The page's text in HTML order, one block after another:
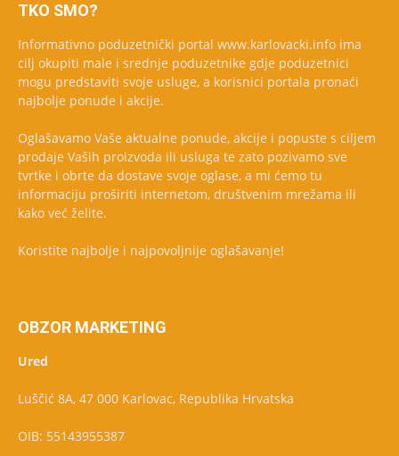
TKO SMO?
Informativno poduzetnički portal www.karlovacki.info ima
cilj okupiti male i srednje poduzetnike gdje poduzetnici
mogu predstaviti svoje usluge, a korisnici portala pronaći
najbolje ponude i akcije.
Oglašavamo Vaše aktualne ponude, akcije i popuste s ciljem
prodaje Vaših proizvoda ili usluga te zato pozivamo sve
tvrtke i obrte da dostave svoje oglase, a mi ćemo tu
informaciju proširiti internetom, društvenim mrežama ili
kako već želite.
Koristite najbolje i najpovoljnije oglašavanje!
OBZOR MARKETING
Ured
Luščić 8A, 47 000 Karlovac, Republika Hrvatska
OIB: 55143955387